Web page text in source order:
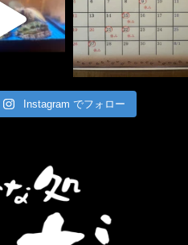
Instagram でフォロー